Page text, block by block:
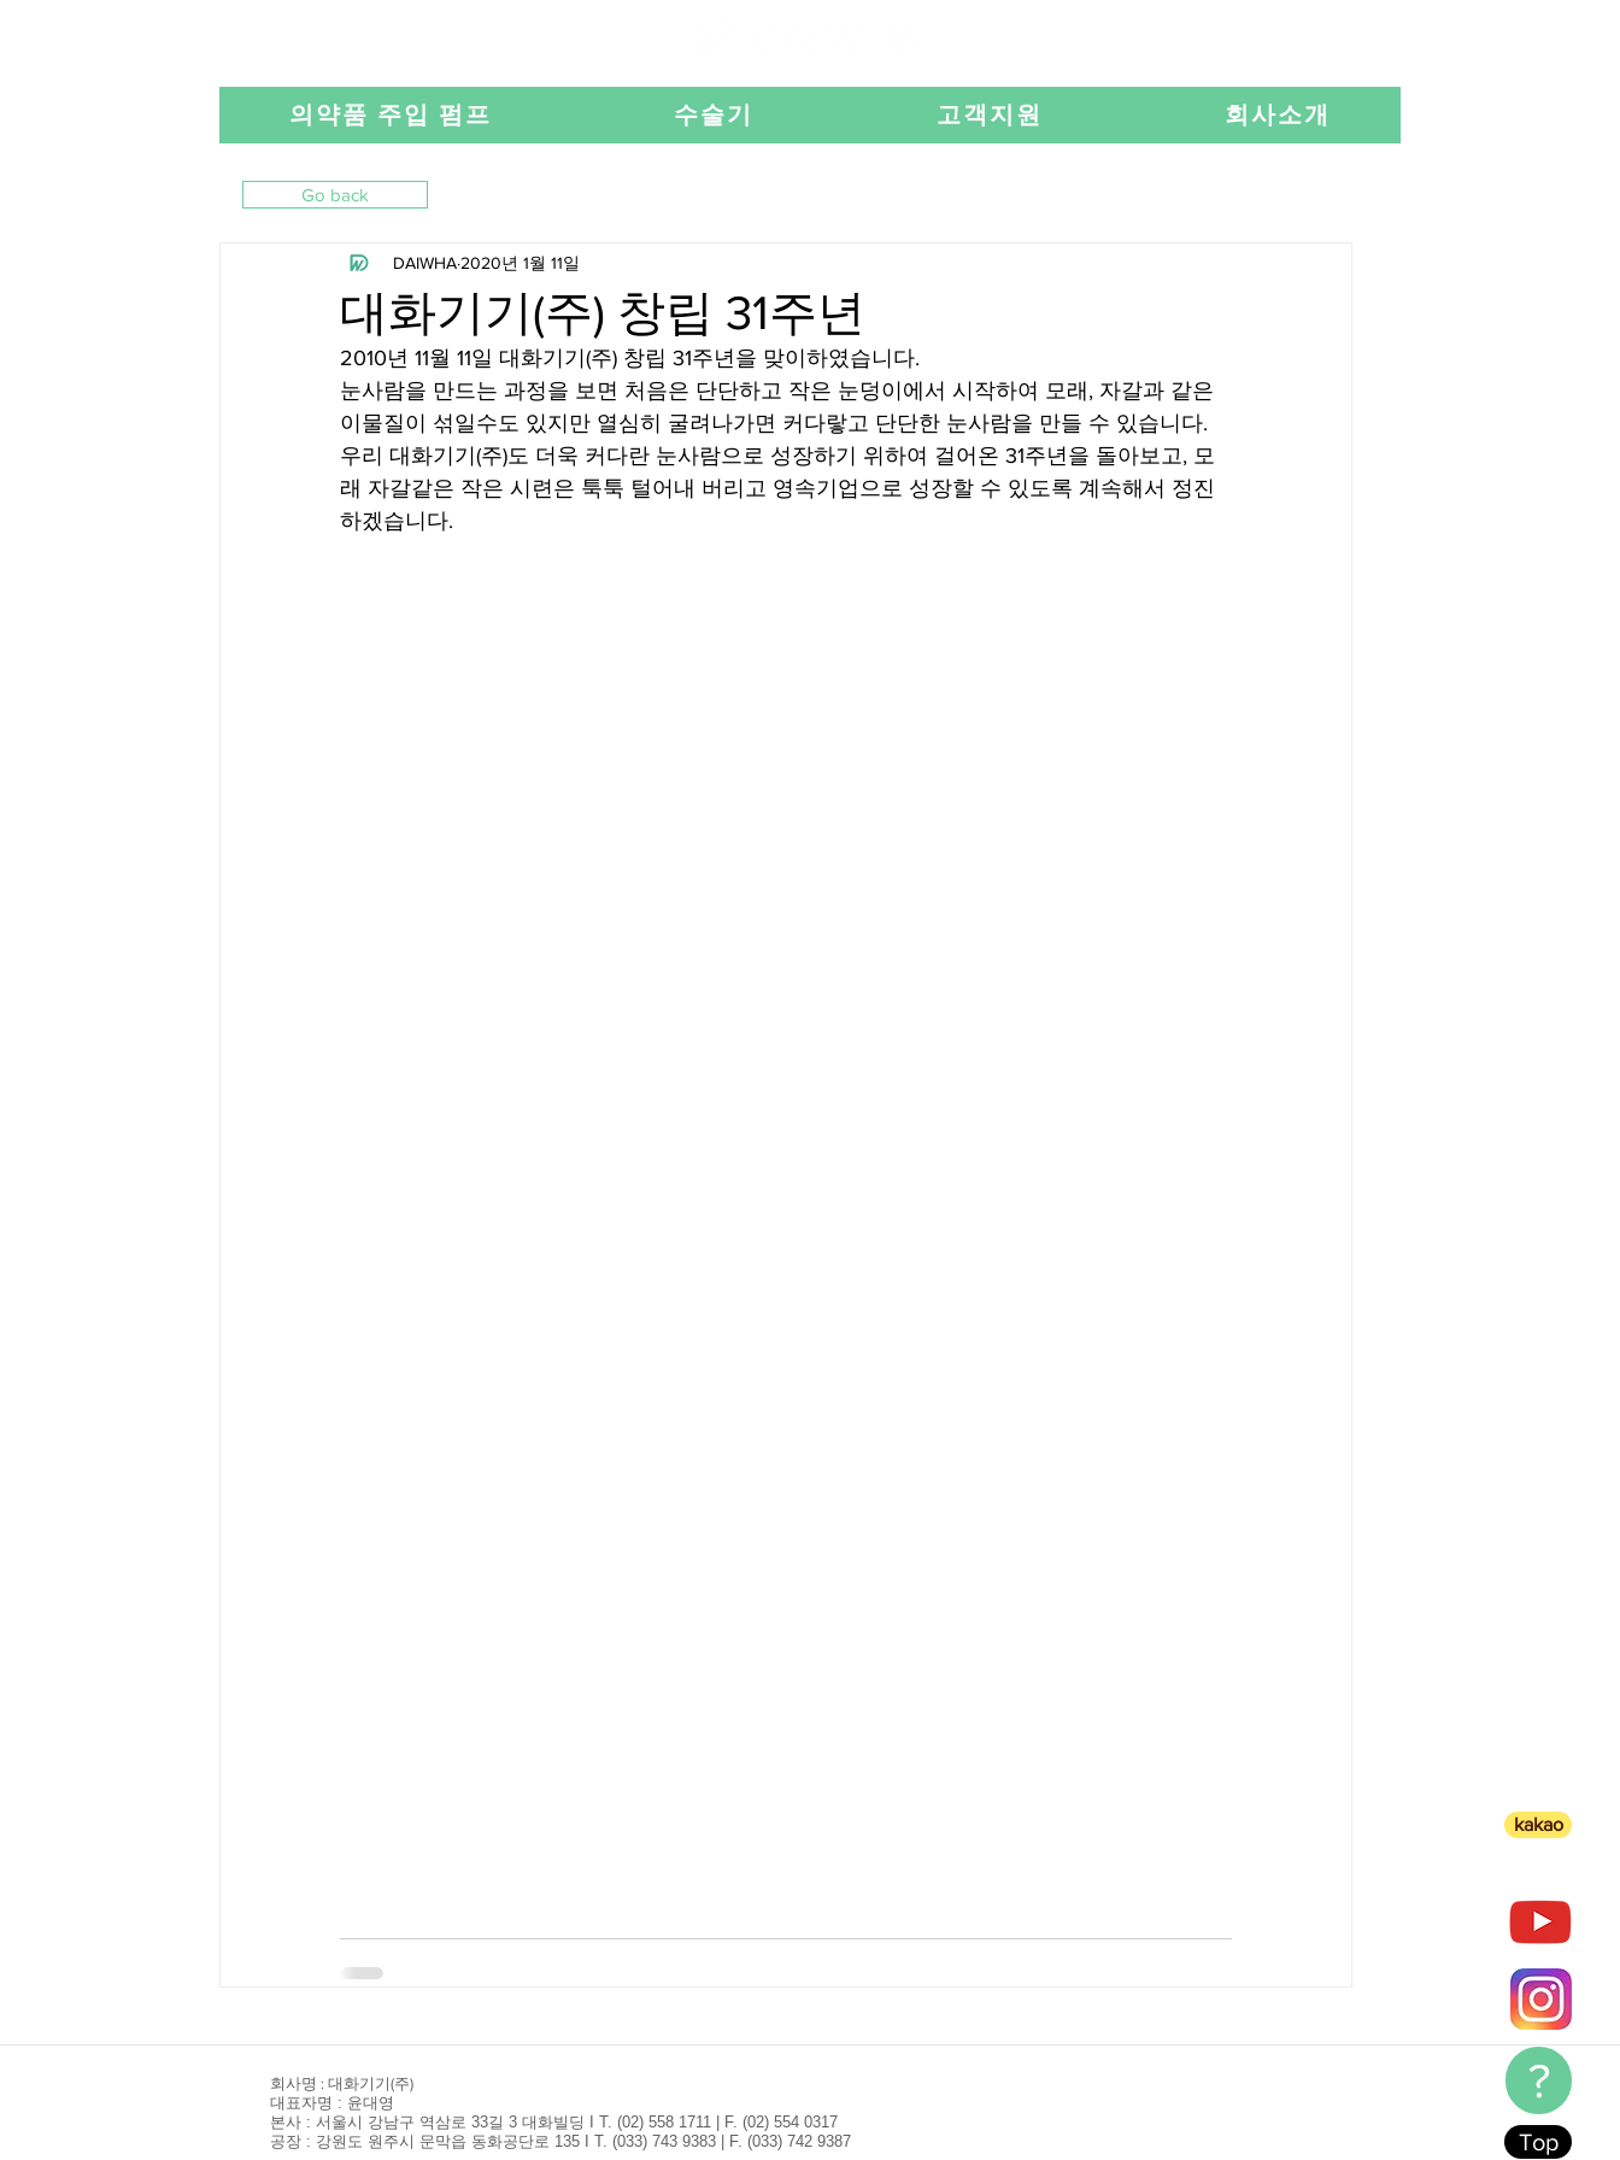
의약품 주입 펌프 수술기 고객지원 회사소개
대화기기(주) 창립 31주년
DAIWHA 2020년 1월 11일
2010년 11월 11일 대화기기(주) 창립 31주년을 맞이하였습니다.
눈사람을 만드는 과정을 보면 처음은 단단하고 작은 눈덩이에서 시작하여 모래, 자갈과 같은
이물질이 섞일수도 있지만 열심히 굴려나가면 커다랗고 단단한 눈사람을 만들 수 있습니다.
우리 대화기기(주)도 더욱 커다란 눈사람으로 성장하기 위하여 걸어온 31주년을 돌아보고, 모
래 자갈같은 작은 시련은 툭툭 털어내 버리고 영속기업으로 성장할 수 있도록 계속해서 정진
하겠습니다.
Go back
Top
kakao
?
​회사명 : 대화기기(주)
대표자명 : 윤대영
본사 : 서울시 강남구 역삼로 33길 3 대화빌딩 I T. (02) 558 1711 | F. (02) 554 0317
공장 : 강원도 원주시 문막읍 동화공단로 135 I T. (033) 743 9383 | F. (033) 742 9387